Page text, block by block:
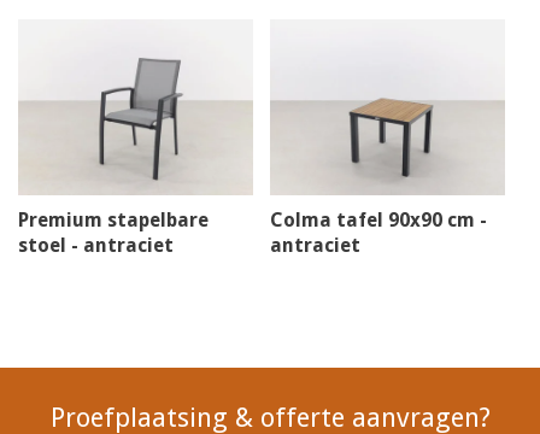
Premium stapelbare
stoel - antraciet
Colma tafel 90x90 cm -
antraciet
Proefplaatsing & offerte aanvragen?